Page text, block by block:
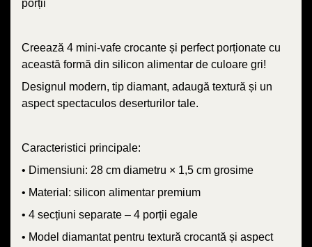
porții
Creează 4 mini-vafe crocante și perfect porționate cu
această formă din silicon alimentar de culoare gri!
Designul modern, tip diamant, adaugă textură și un
aspect spectaculos deserturilor tale.
Caracteristici principale:
• Dimensiuni: 28 cm diametru × 1,5 cm grosime
• Material: silicon alimentar premium
• 4 secțiuni separate – 4 porții egale
• Model diamantat pentru textură crocantă și aspect